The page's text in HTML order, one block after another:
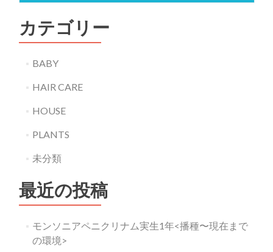
カテゴリー
BABY
HAIR CARE
HOUSE
PLANTS
未分類
最近の投稿
モンソニアペニクリナム実生1年<播種〜現在まで
の環境>